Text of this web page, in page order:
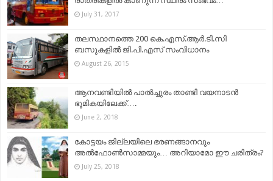
July 31, 2017
തലസ്ഥാനത്തെ 200 കെ.എസ്.ആര്‍.ടി.സി
ബസുകളില്‍ ജി.പി.എസ് സംവിധാനം
August 26, 2015
ആനവണ്ടിയിൽ പാൽച്ചുരം താണ്ടി വയനാടൻ
ഭൂമികയിലേക്ക്….
June 2, 2018
കോട്ടയം ജില്ലയിലെ ഭരണങ്ങാനവും
അല്‍ഫോണ്‍സാമ്മയും… അറിയാമോ ഈ ചരിത്രം?
July 25, 2018